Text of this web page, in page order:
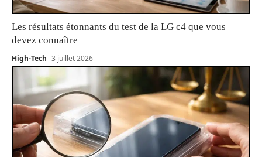
Les résultats étonnants du test de la LG c4 que vous
devez connaître
High-Tech 3 juillet 2026